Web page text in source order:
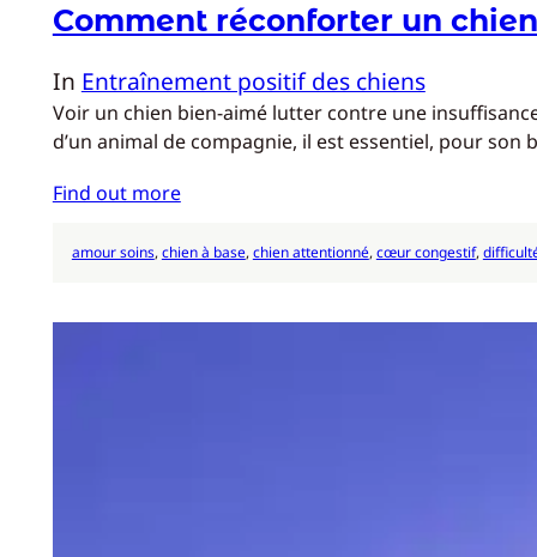
Comment réconforter un
In Entraînement positif des chiens
Voir un chien bien-aimé lutter contre une
d’un animal de compagnie, il est essentiel, pour
Find out more
amour soins, chien à base, chien attentionné, cœur congestif,